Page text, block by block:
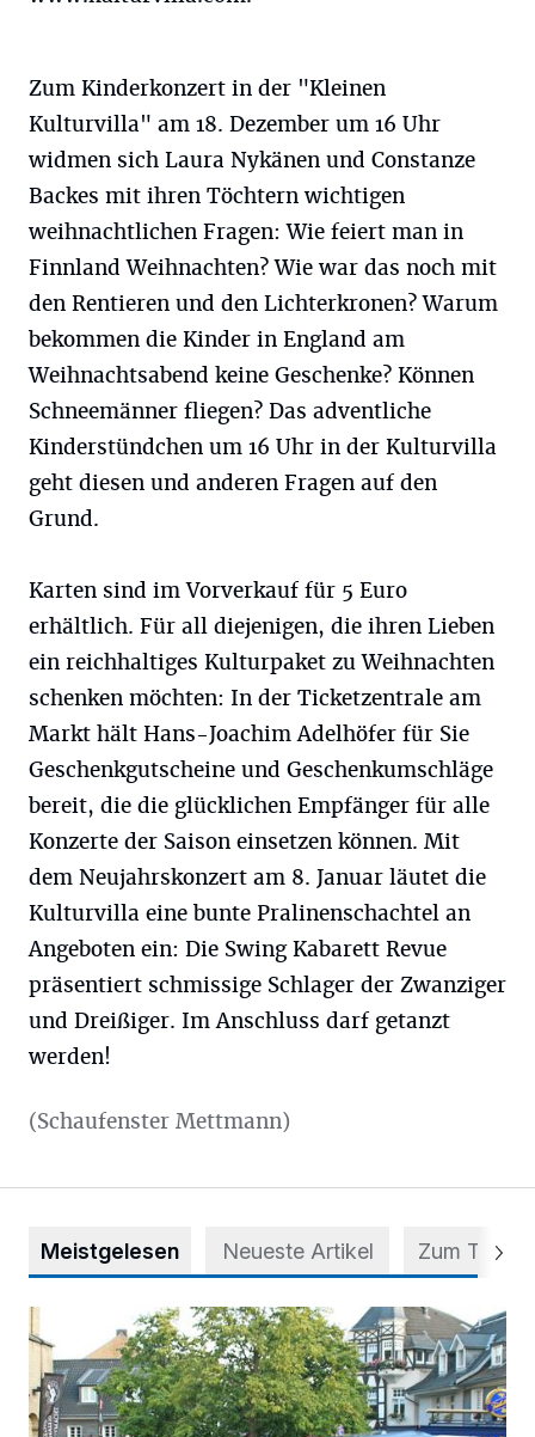
Zum Kinderkonzert in der "Kleinen
Kulturvilla" am 18. Dezember um 16 Uhr
widmen sich Laura Nykänen und Constanze
Backes mit ihren Töchtern wichtigen
weihnachtlichen Fragen: Wie feiert man in
Finnland Weihnachten? Wie war das noch mit
den Rentieren und den Lichterkronen? Warum
bekommen die Kinder in England am
Weihnachtsabend keine Geschenke? Können
Schneemänner fliegen? Das adventliche
Kinderstündchen um 16 Uhr in der Kulturvilla
geht diesen und anderen Fragen auf den
Grund.
Karten sind im Vorverkauf für 5 Euro
erhältlich. Für all diejenigen, die ihren Lieben
ein reichhaltiges Kulturpaket zu Weihnachten
schenken möchten: In der Ticketzentrale am
Markt hält Hans-Joachim Adelhöfer für Sie
Geschenkgutscheine und Geschenkumschläge
bereit, die die glücklichen Empfänger für alle
Konzerte der Saison einsetzen können. Mit
dem Neujahrskonzert am 8. Januar läutet die
Kulturvilla eine bunte Pralinenschachtel an
Angeboten ein: Die Swing Kabarett Revue
präsentiert schmissige Schlager der Zwanziger
und Dreißiger. Im Anschluss darf getanzt
werden!
(Schaufenster Mettmann)
Meistgelesen Neueste Artikel Zum Thema
Ein letztes Mal unter den Türmen von St. Lambertus